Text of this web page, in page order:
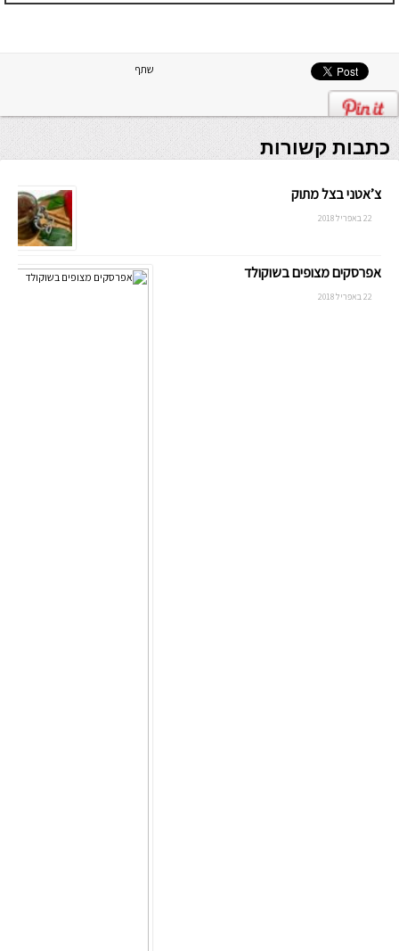
שתף
כתבות קשורות
צ’אטני בצל מתוק
22 באפריל 2018
אפרסקים מצופים בשוקולד
22 באפריל 2018